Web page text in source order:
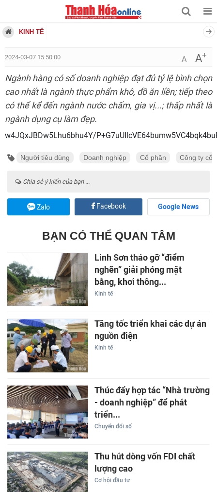
KINH TẾ
2024-03-07 15:50:00 A A+
Ngành hàng có số doanh nghiệp đạt đủ tỷ lệ bình chọn
cao nhất là ngành thực phẩm khô, đồ ăn liền; tiếp theo
có thể kể đến ngành nước chấm, gia vị...; thấp nhất là
ngành dụng cụ làm đẹp.
w4JQxJBDw5Lhu6bhu4Y/
Người tiêu dùng Doanh nghiệp Cổ phần Công ty cổ
Chia sẻ ý kiến của bạn ...
Zalo Facebook Google News
BẠN CÓ THỂ QUAN TÂM
Linh Sơn tháo gỡ “điểm
nghẽn” giải phóng mặt
bằng, khơi thông...
Kinh tế
Tăng tốc triển khai các dự án
nguồn điện
Kinh tế
Thúc đẩy hợp tác “Nhà trường
- doanh nghiệp” để phát
triển...
Chuyển đổi số
Thu hút dòng vốn FDI chất
lượng cao
Cơ hội đầu tư